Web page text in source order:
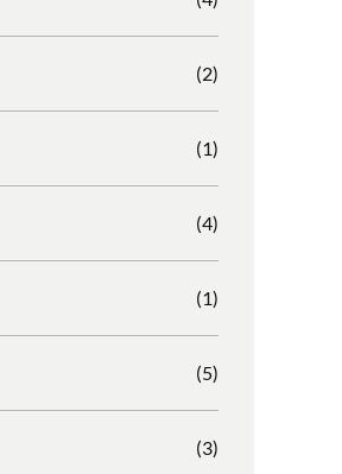
(2)
(1)
(4)
(1)
(5)
(3)